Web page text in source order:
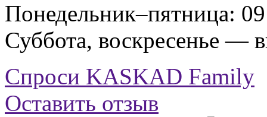
Понедельник–пятница:
Суббота, воскресенье —
Спроси KASKAD Family
Оставить отзыв